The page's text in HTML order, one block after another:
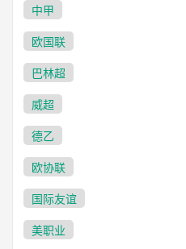
中甲
欧国联
巴林超
威超
德乙
欧协联
国际友谊
美职业